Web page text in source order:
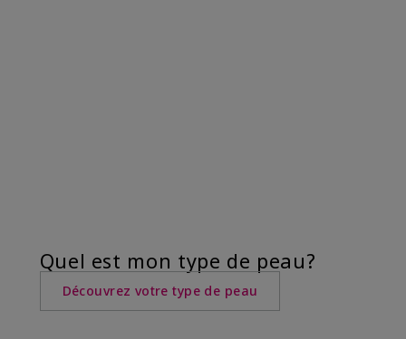
Quel est mon type de peau?
Découvrez votre type de peau